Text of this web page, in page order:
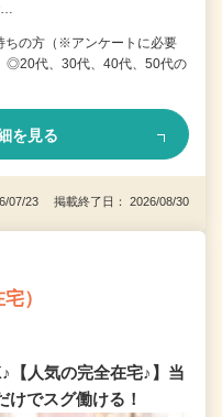
…
の方（※アンケートに必要
◎20代、30代、40代、50代の
を見る
07/23 掲載終了日： 2026/08/30
）
【人気の完全在宅♪】当
けでスグ働ける！